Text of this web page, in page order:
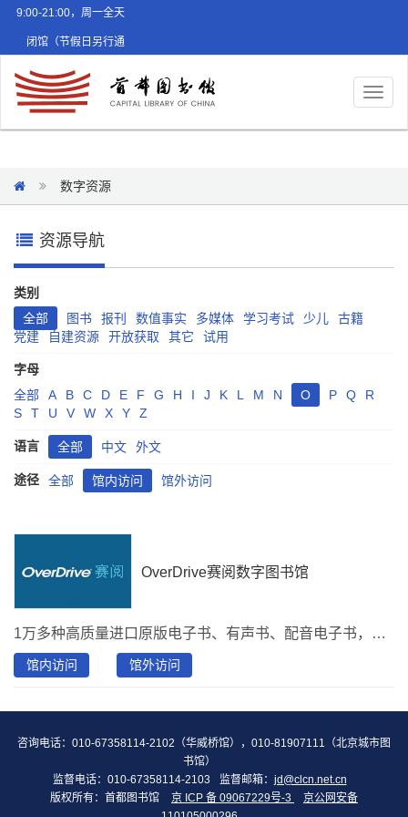
9:00-21:00，周一全天
闭馆（节假日另行通
数字资源
资源导航
类别
全部
图书 报刊 数值事实 多媒体 学习考试 少儿
古籍
党建
自建资源 开放获取 其它 试用
字母
全部
A B C D E F G H I J K L M N O P Q
R
S
T U V W X Y Z
语言 全部 中文 外文
途径 全部 馆内访问 馆外访问
OverDrive赛阅数字图书馆
1万多种高质量进口原版电子书、有声书、配音电子书，英文为主，搭配少量优质中文、中英双语、小语种作品。
馆内访问 馆外访问
咨询电话：010-67358114-2102（华威桥馆），010-81907111（北京城市图
书馆）
监督电话：010-67358114-2103
监督邮箱： jd@clcn.net.cn
版权所有：首都图书馆
京 ICP 备 09067229号-3
京公网安备